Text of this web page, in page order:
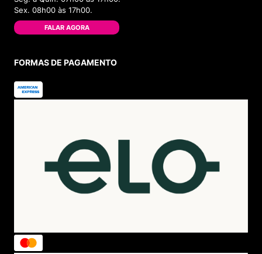
Sex. 08h00 às 17h00.
FALAR AGORA
FORMAS DE PAGAMENTO